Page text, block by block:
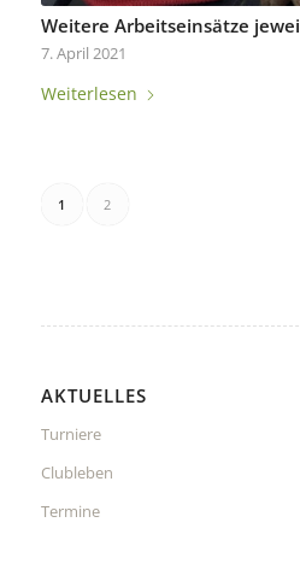
Weitere Arbeitseinsätze
7. April 2021
Weiterlesen
1 2
AKTUELLES
Turniere
Clubleben
Termine